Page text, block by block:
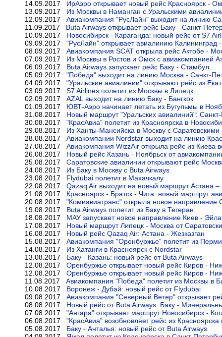
14.09.2017 ИрАэро открывает новый рейс Красноярск -
13.09.2017 Из Москвы в Наманган с Уральскими
12.09.2017 Авиакомпания "РусЛайн" выходит на линию
11.09.2017 Buta Airways открывает рейс Баку - Санкт-
10.09.2017 Новосибирск - Караганда: новый рейс от S7
09.09.2017 "РусЛайн" открывает авиалинию Калининград
08.09.2017 Авиакомпания SCAT открыла рейс Актобе -
07.09.2017 Из Москвы в Ростов и Омск с авиакомпанией
06.09.2017 Buta Airways запускает рейс Баку - Стамбул
05.09.2017 "Победа" выходит на линию Москва - Санкт-
04.09.2017 "Уральские авиалинии" открывают рейс из
03.09.2017 S7 Airlines полетит из Москвы в Липецк
02.09.2017 AZAL выходит на линию Баку - Бангкок
01.09.2017 ЮВТ-Аэро начинает летать из Бугульмы в
31.08.2017 Новый маршрут "Уральских авиалиний":
30.08.2017 "КрасАвиа" полетит из Красноярска в
29.08.2017 Из Ханты-Мансийска в Москву с
28.08.2017 Авиакомпании Nordstar выходит на линию
27.08.2017 Авиакомпания WizzAir открыла рейс из Киева
26.08.2017 Новый рейс Казань - Ноябрьск от
25.08.2017 Саратовские авиалинии открывают рейс
24.08.2017 Из Баку в Москву с Buta Airways
23.08.2017 Flydubai полетит в Махачкалу
22.08.2017 Qazaq Air выходит на новый маршрут Астана –
21.08.2017 Красноярск - Братск - Чита: новый маршрут
20.08.2017 "Комиавиатранс" открыла новое направление
19.08.2017 Buta Airways полетит из Баку в Тегеран
18.08.2017 МАУ запускает новое направление Киев -
17.08.2017 Новый маршрут Липецк - Москва от
16.08.2017 Новый рейс Qazaq Air: Астана - Жезказган
15.08.2017 Авиакомпания "Оренбуржье" полетит из
14.08.2017 Из Хатанги в Красноярск с Nordstar
13.08.2017 Баку - Казань: новый рейс от Buta Airways
12.08.2017 Оренбуржье открывает новый рейс Киров -
12.08.2017 Оренбуржье открывает новый рейс Киров -
11.08.2017 Авиакомпания "Победа" полетит из Москвы в
10.08.2017 Воронеж - Дубай: новый рейс от Flydubai
09.08.2017 Авиакомпания "Северный Ветер" открывает
08.08.2017 Новый рейс от Buta Airways: Баку -
07.08.2017 "Ангара" открывает маршрут Новосибирск -
06.08.2017 "КрасАвиа" возобновляет рейс из Красноярска
05.08.2017 Баку - Анталья: новый рейс от Buta Airways